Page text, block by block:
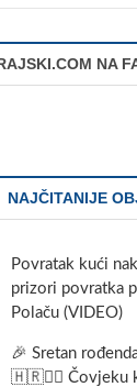
NA
NAJČITANIJE
Povratak kući
prizori povratka
Polaču (VIDEO)
🎉 Sretan
🇭🇷🏃‍♂️ Čovjeku